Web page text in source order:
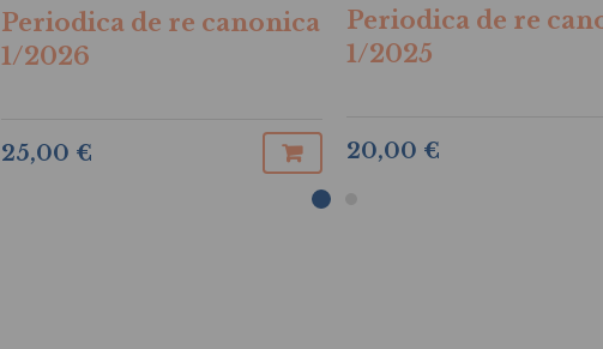
Periodica de re canonica
1/2026
25,00 €
Periodica de re
1/2025
20,00 €